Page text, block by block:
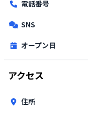
電話番号
SNS
オープン日
アクセス
住所